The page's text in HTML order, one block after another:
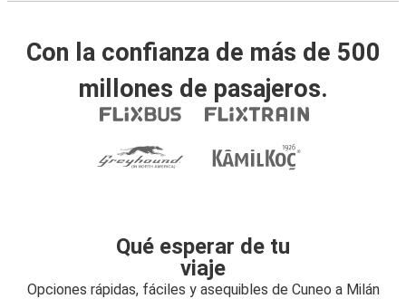
Con la confianza de más de 500
millones de pasajeros.
Qué esperar de tu
viaje
Opciones rápidas, fáciles y asequibles de Cuneo a Milán